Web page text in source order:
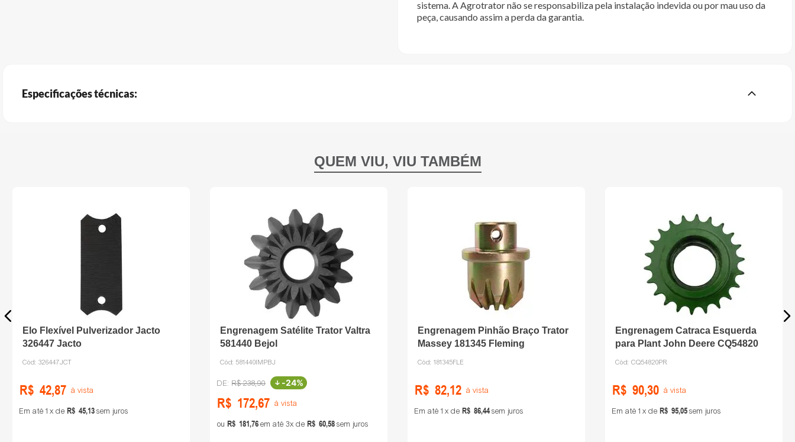
sistema. A Agrotrator não se responsabiliza pela instalação indevida ou por mau uso da
peça, causando assim a perda da garantia.
Especificações técnicas:
Elo Flexível Pulverizador Jacto
326447 Jacto
Cód: 326447JCT
R$ 42,87 à vista
Em até1 de R$ 45,13sem juros
Engrenagem Satélite Trator Valtra
581440 Bejol
Cód: 581440IMPBJ
R$238,90 -24%
R$ 172,67 à vista
ou R$ 181,76em até 3 de R$ 60,58sem juros
Engrenagem Pinhão Braço Trator
Massey 181345 Fleming
Cód: 181345FLE
R$ 82,12 à vista
Em até1 de R$ 86,44sem juros
Engrenagem Catraca Esquerda
para Plant John Deere CQ54820
Cód: CQ54820PR
R$ 90,30 à vista
Em até1 de R$ 95,05sem juros